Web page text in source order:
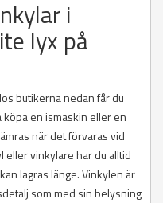
i
lyx på
butikerna nedan får du
en ismaskin eller en
när det förvaras vid
eller vinkylare har du alltid
lagras länge. Vinkylen är
som med sin belysning